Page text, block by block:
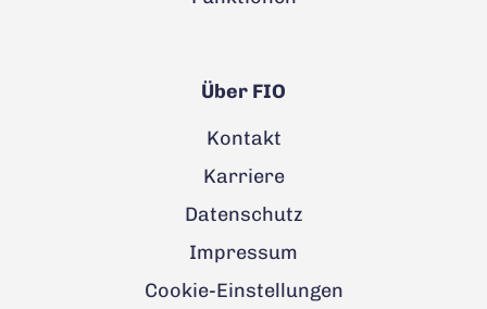
Über FIO
Kontakt
Karriere
Datenschutz
Impressum
Cookie-Einstellungen